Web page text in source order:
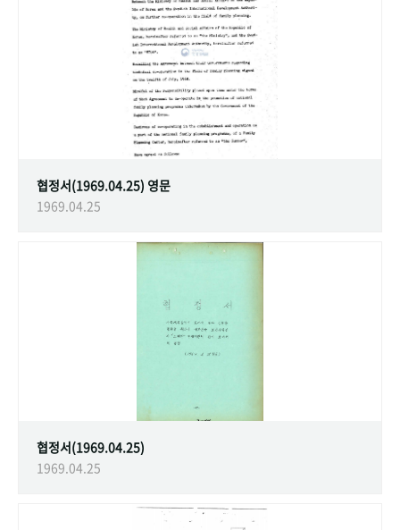
협정서(1969.04.25) 영문
1969.04.25
협정서(1969.04.25)
1969.04.25